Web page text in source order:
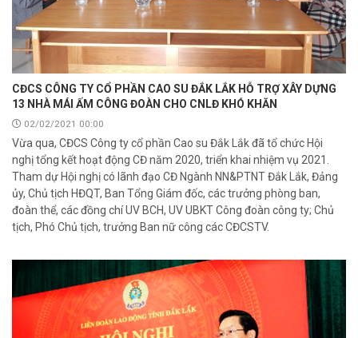
CĐCS CÔNG TY CỔ PHẦN CAO SU ĐẮK LẮK HỖ TRỢ XÂY DỰNG
13 NHÀ MÁI ẤM CÔNG ĐOÀN CHO CNLĐ KHÓ KHĂN
02/02/2021 00:00
Vừa qua, CĐCS Công ty cổ phần Cao su Đắk Lắk đã tổ chức Hội
nghị tổng kết hoạt động CĐ năm 2020, triển khai nhiệm vụ 2021.
Tham dự Hội nghị có lãnh đạo CĐ Ngành NN&PTNT Đắk Lắk, Đảng
ủy, Chủ tịch HĐQT, Ban Tổng Giám đốc, các trưởng phòng ban,
đoàn thể, các đồng chí UV BCH, UV UBKT Công đoàn công ty; Chủ
tịch, Phó Chủ tịch, trưởng Ban nữ công các CĐCSTV.